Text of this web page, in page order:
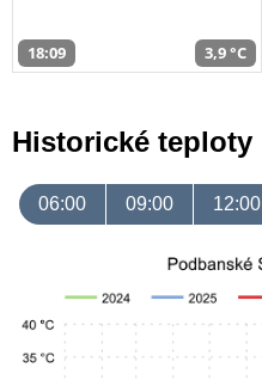
18:09 3,9 °C
Historické teploty
06:00 09:00 12:00